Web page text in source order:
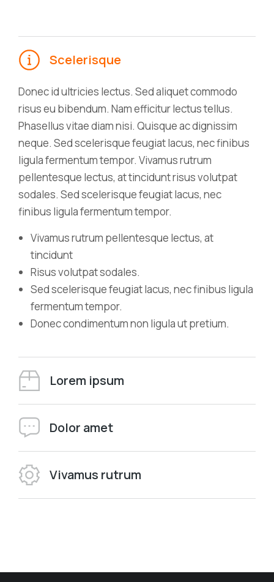
Scelerisque
Donec id ultricies lectus. Sed aliquet commodo
risus eu bibendum. Nam efficitur lectus tellus.
Phasellus vitae diam nisi. Quisque ac dignissim
neque. Sed scelerisque feugiat lacus, nec finibus
ligula fermentum tempor. Vivamus rutrum
pellentesque lectus, at tincidunt risus volutpat
sodales. Sed scelerisque feugiat lacus, nec
finibus ligula fermentum tempor.
Vivamus rutrum pellentesque lectus, at
tincidunt
Risus volutpat sodales.
Sed scelerisque feugiat lacus, nec finibus ligula
fermentum tempor.
Donec condimentum non ligula ut pretium.
Lorem ipsum
Dolor amet
Vivamus rutrum